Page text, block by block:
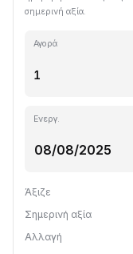
σημερινή αξία.
Αγορά
Ενεργ.
Άξιζε
Σημερινή αξία
Αλλαγή